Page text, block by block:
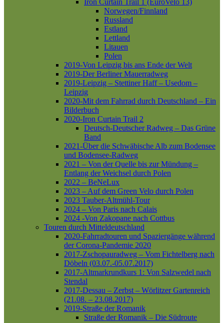
Norwegen/Finnland
Russland
Estland
Lettland
Litauen
Polen
2019-Von Leipzig bis ans Ende der Welt
2019-Der Berliner Mauerradweg
2019-Leipzig – Stettiner Haff – Usedom –
Leipzig
2020-Mit dem Fahrrad durch Deutschland – Ein
Bilderbuch
2020-Iron Curtain Trail 2
Deutsch-Deutscher Radweg – Das Grüne
Band
2021-Über die Schwäbische Alb zum Bodensee
und Bodensee-Radweg
2021 – Von der Quelle bis zur Mündung –
Entlang der Weichsel durch Polen
2022 – BeNeLux
2023 – Auf dem Green Velo durch Polen
2023 Tauber-Altmühl-Tour
2024 – Von Paris nach Calais
2024 -Von Zakopane nach Cottbus
Touren durch Mitteldeutschland
2020-Fahrradtouren und Spaziergänge während
der Corona-Pandemie 2020
2017-Zschopauradweg – Vom Fichtelberg nach
Döbeln (03.07.-05.07.2017)
2017-Altmarkrundkurs 1: Von Salzwedel nach
Stendal
2017-Dessau – Zerbst – Wörlitzer Gartenreich
(21.08. – 23.08.2017)
2019-Straße der Romanik
Straße der Romanik – Die Südroute